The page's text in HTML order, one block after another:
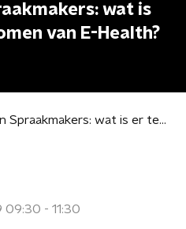
wat is
van E-Health?
Vragen van Spraakmakers: wat is er terecht gekomen van E-Health? - deel 5
- 11:30